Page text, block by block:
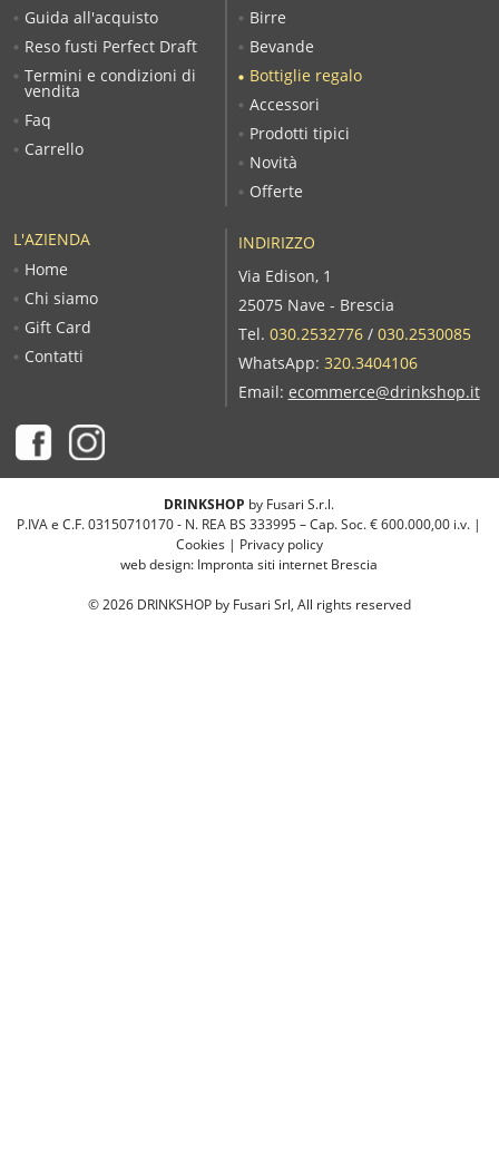
L'AZIENDA
Home
Chi siamo
Gift Card
Contatti
Birre
Bevande
Bottiglie regalo
Accessori
Prodotti tipici
Novità
Offerte
Guida all'acquisto
Reso fusti Perfect Draft
Termini e condizioni di
vendita
Faq
Carrello
INDIRIZZO
Via Edison, 1
25075 Nave - Brescia
Tel. 030.2532776/ 030.2530085
WhatsApp: 320.3404106
Email: ecommerce@drinkshop.it
DRINKSHOP by Fusari S.r.l.
P.IVA e C.F. 03150710170 - N. REA BS 333995 – Cap. Soc. € 600.000,00 i.v. |
Cookies| Privacy policy
web design: Impronta siti internet Brescia
©2026 DRINKSHOP by Fusari Srl, All rights reserved